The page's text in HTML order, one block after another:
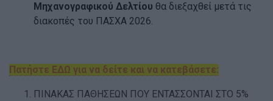
Μηχανογραφικού Δελτίου θα διεξαχθεί μετά τις
διακοπές του ΠΑΣΧΑ 2026.
Πατήστε ΕΔΩ για να δείτε και να κατεβάσετε:
ΠΙΝΑΚΑΣ ΠΑΘΗΣΕΩΝ ΠΟΥ ΕΝΤΑΣΣΟΝΤΑΙ ΣΤΟ 5%